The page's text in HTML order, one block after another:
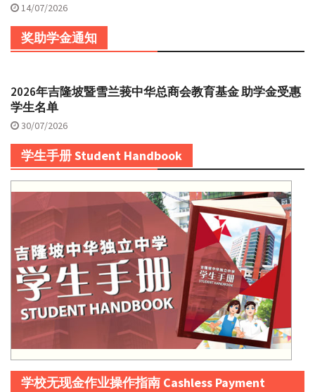
14/07/2026
奖助学金通知
2026年吉隆坡暨雪兰莪中华总商会教育基金 助学金受惠
学生名单
30/07/2026
学生手册 Student Handbook
学校无现金作业操作指南 Cashless Payment